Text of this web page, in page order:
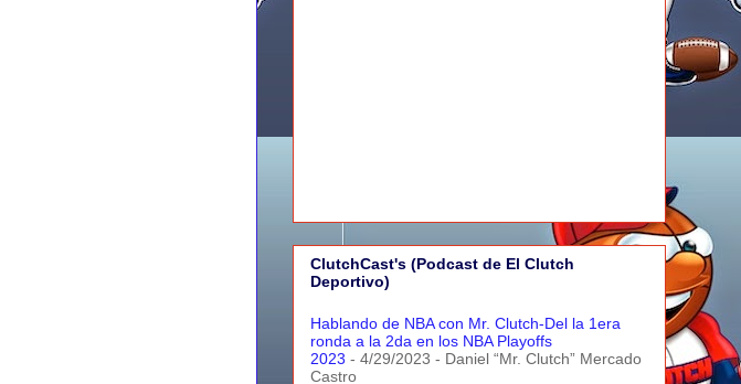
ClutchCast's (Podcast de El Clutch
Deportivo)
Hablando de NBA con Mr. Clutch-Del la 1era
ronda a la 2da en los NBA Playoffs
2023 - 4/29/2023 - Daniel “Mr. Clutch” Mercado
Castro